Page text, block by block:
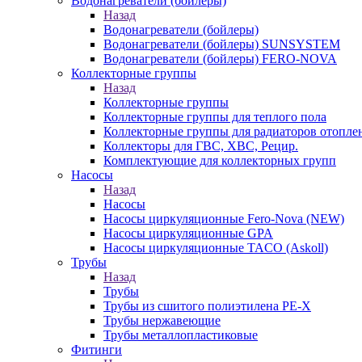
Назад
Водонагреватели (бойлеры)
Водонагреватели (бойлеры) SUNSYSTEM
Водонагреватели (бойлеры) FERO-NOVA
Коллекторные группы
Назад
Коллекторные группы
Коллекторные группы для теплого пола
Коллекторные группы для радиаторов
Коллекторы для ГВС, ХВС, Рецир.
Комплектующие для коллекторных групп
Насосы
Назад
Насосы
Насосы циркуляционные Fero-Nova (NEW)
Насосы циркуляционные GPA
Насосы циркуляционные TACO (Askoll)
Трубы
Назад
Трубы
Трубы из сшитого полиэтилена PE-X
Трубы нержавеющие
Трубы металлопластиковые
Фитинги